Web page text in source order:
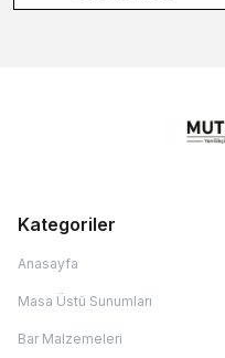
Kategoriler
Anasayfa
Masa Üstü Sunumları
Bar Malzemeleri